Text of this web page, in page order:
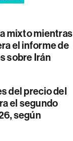
mixto mientras
el informe de
sobre Irán
del precio del
el segundo
según